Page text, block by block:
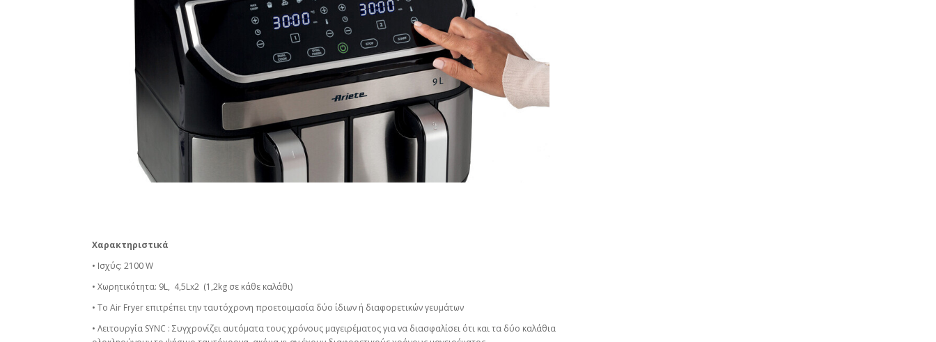
Χαρακτηριστικά
• Ισχύς: 2100 W
• Χωρητικότητα: 9L, 4,5Lx2 (1,2kg σε κάθε καλάθι)
• Το Air Fryer επιτρέπει την ταυτόχρονη προετοιμασία δύο ίδιων ή διαφορετικών γευμάτων
• Λειτουργία SYNC : Συγχρονίζει αυτόματα τους χρόνους μαγειρέματος για να διασφαλίσει ότι και τα δύο καλάθια